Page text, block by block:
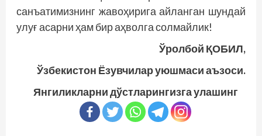
санъатимизнинг жавоҳирига айланган шундай
улуғ асарни ҳам бир аҳволга солмайлик!
Ўролбой ҚОБИЛ,
Ўзбекистон Ёзувчилар уюшмаси аъзоси.
Янгиликларни дўстларингизга улашинг